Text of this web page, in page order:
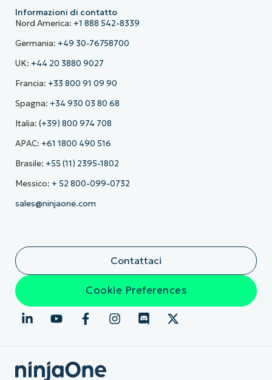
Informazioni di contatto
Nord America: +1 888 542-8339
Germania: +49 30-76758700
UK: +44 20 3880 9027
Francia: +33 800 91 09 90
Spagna: +34 930 03 80 68
Italia: (+39) 800 974 708
APAC: +61 1800 490 516
Brasile: +55 (11) 2395-1802
Messico: + 52 800-099-0732
sales@ninjaone.com
Contattaci
Cookie Preferences